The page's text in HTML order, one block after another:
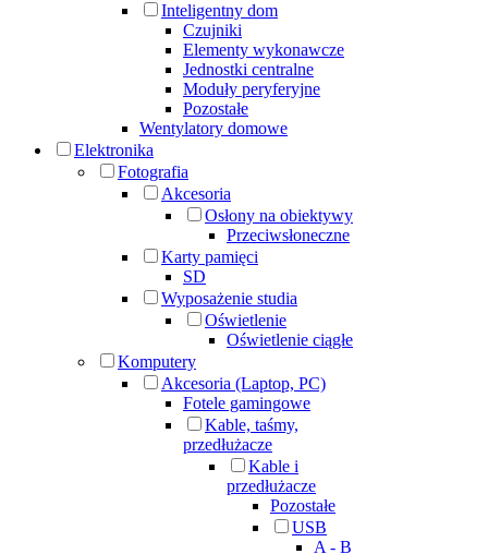
Inteligentny dom
Czujniki
Elementy wykonawcze
Jednostki centralne
Moduły peryferyjne
Pozostałe
Wentylatory domowe
Elektronika
Fotografia
Akcesoria
Osłony na obiektywy
Przeciwsłoneczne
Karty pamięci
SD
Wyposażenie studia
Oświetlenie
Oświetlenie ciągłe
Komputery
Akcesoria (Laptop, PC)
Fotele gamingowe
Kable, taśmy,
przedłużacze
Kable i
przedłużacze
Pozostałe
USB
A - B